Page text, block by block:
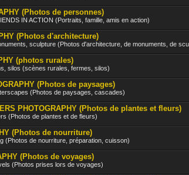
(Photos de personnes)
IN ACTION (Portraits, famille, amis en action)
(Photos d'architecture)
sculpture (Photos d'architecture, de monuments, de
(photos rurales)
silos (scènes rurales, fermes, silos)
(Photos de paysages)
(Photos de paysages, cascades)
PHOTOGRAPHY (Photos de plantes et fleurs)
(Photos de plantes et de fleurs)
(Photos de nourriture)
(Photos de nourriture, préparation, cuisson)
(Photos de voyages)
(Photos prises lors de voyages)